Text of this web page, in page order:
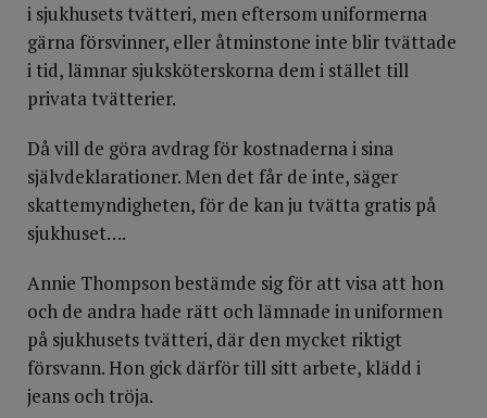
i sjukhusets tvätteri, men eftersom uniformerna
gärna försvinner, eller åtminstone inte blir tvättade
i tid, lämnar sjuksköterskorna dem i stället till
privata tvätterier.
Då vill de göra avdrag för kostnaderna i sina
självdeklarationer. Men det får de inte, säger
skattemyndigheten, för de kan ju tvätta gratis på
sjukhuset….
Annie Thompson bestämde sig för att visa att hon
och de andra hade rätt och lämnade in uniformen
på sjukhusets tvätteri, där den mycket riktigt
försvann. Hon gick därför till sitt arbete, klädd i
jeans och tröja.